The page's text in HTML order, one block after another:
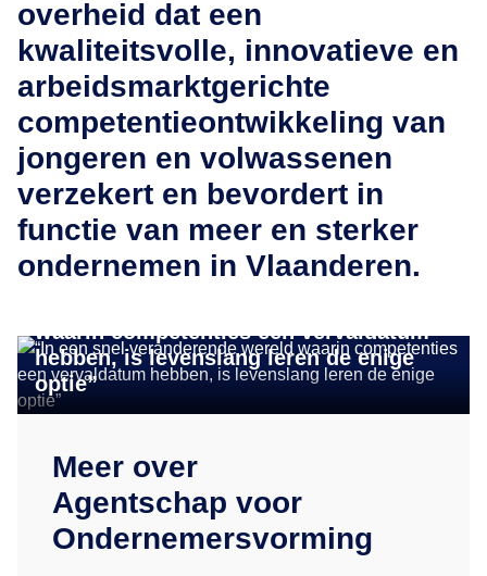
overheid dat een
kwaliteitsvolle, innovatieve en
arbeidsmarktgerichte
competentieontwikkeling van
jongeren en volwassenen
verzekert en bevordert in
functie van meer en sterker
ondernemen in Vlaanderen.
INSIGHTS
waarin competenties een vervaldatum
hebben, is levenslang leren de enige
optie”
Meer over
Agentschap voor
Ondernemersvorming